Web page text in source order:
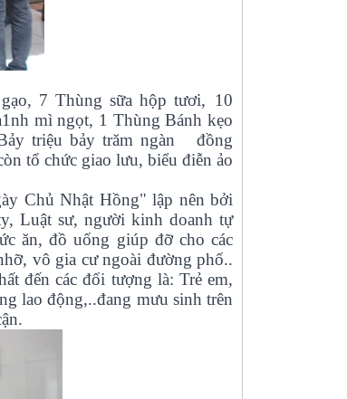
7 Thùng sữa hộp tươi, 10
mì ngọt, 1 Thùng Bánh kẹo
triệu bảy trăm ngàn đồng
tổ chức giao lưu, biểu điễn ảo
Chủ Nhật Hồng" lập nên bởi
Luật sư, người kinh doanh tự
ăn, đồ uống giúp đỡ cho các
vô gia cư ngoài đường phố..
đến các đối tượng là: Trẻ em,
lao động,..đang mưu sinh trên